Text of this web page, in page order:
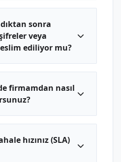
sonra
veya
ediliyor mu?
firmamdan nasıl
hızınız (SLA)